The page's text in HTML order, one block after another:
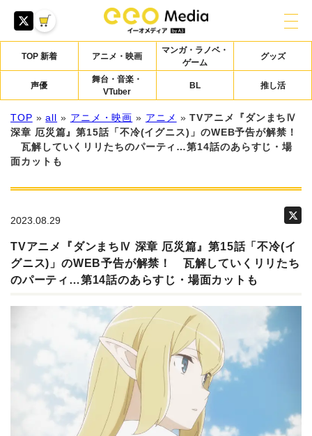
TOP 新着 アニメ・映画
マンガ・ラノベ・
ゲーム
グッズ
声優
舞台・音楽・
VTuber
BL 推し活
TOP »all » アニメ・映画 » アニメ »TVアニメ『ダンまちⅣ
深章 厄災篇』第15話「不冷(イグニス)」のWEB予告が解禁！
瓦解していくリリたちのパーティ…第14話のあらすじ・場
面カットも
2023.08.29
TVアニメ『ダンまちⅣ 深章 厄災篇』第15話「不冷(イ
グニス)」のWEB予告が解禁！ 瓦解していくリリたち
のパーティ…第14話のあらすじ・場面カットも